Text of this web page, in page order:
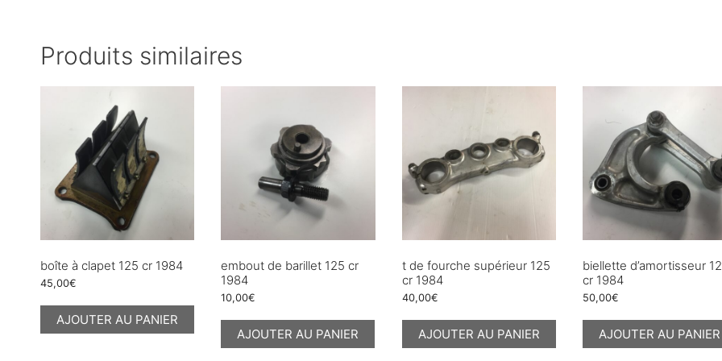
Produits similaires
boîte à clapet 125 cr 1984
45,00€
AJOUTER AU PANIER
embout de barillet 125 cr
1984
10,00€
AJOUTER AU PANIER
t de fourche supérieur 125
cr 1984
40,00€
AJOUTER AU PANIER
biellette d’amortisseur
cr 1984
50,00€
AJOUTER AU PANIER